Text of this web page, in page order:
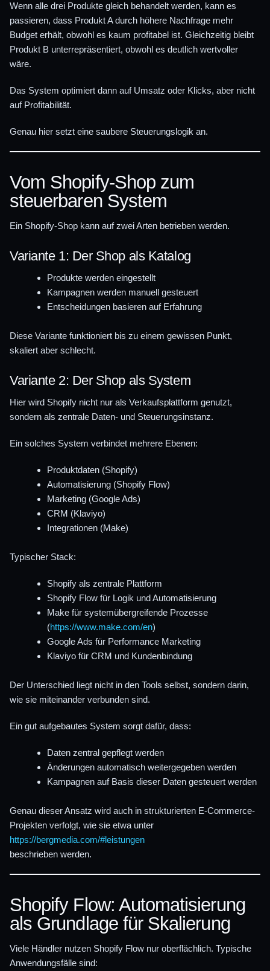
Wenn alle drei Produkte gleich behandelt werden, kann es
passieren, dass Produkt A durch höhere Nachfrage mehr
Budget erhält, obwohl es kaum profitabel ist. Gleichzeitig bleibt
Produkt B unterrepräsentiert, obwohl es deutlich wertvoller
wäre.
Das System optimiert dann auf Umsatz oder Klicks, aber nicht
auf Profitabilität.
Genau hier setzt eine saubere Steuerungslogik an.
Vom Shopify-Shop zum
steuerbaren System
Ein Shopify-Shop kann auf zwei Arten betrieben werden.
Variante 1: Der Shop als Katalog
Produkte werden eingestellt
Kampagnen werden manuell gesteuert
Entscheidungen basieren auf Erfahrung
Diese Variante funktioniert bis zu einem gewissen Punkt,
skaliert aber schlecht.
Variante 2: Der Shop als System
Hier wird Shopify nicht nur als Verkaufsplattform genutzt,
sondern als zentrale Daten- und Steuerungsinstanz.
Ein solches System verbindet mehrere Ebenen:
Produktdaten (Shopify)
Automatisierung (Shopify Flow)
Marketing (Google Ads)
CRM (Klaviyo)
Integrationen (Make)
Typischer Stack:
Shopify als zentrale Plattform
Shopify Flow für Logik und Automatisierung
Make für systemübergreifende Prozesse
(https://www.make.com/en)
Google Ads für Performance Marketing
Klaviyo für CRM und Kundenbindung
Der Unterschied liegt nicht in den Tools selbst, sondern darin,
wie sie miteinander verbunden sind.
Ein gut aufgebautes System sorgt dafür, dass:
Daten zentral gepflegt werden
Änderungen automatisch weitergegeben werden
Kampagnen auf Basis dieser Daten gesteuert werden
Genau dieser Ansatz wird auch in strukturierten E-Commerce-
Projekten verfolgt, wie sie etwa unter
https://bergmedia.com/#leistungen
beschrieben werden.
Shopify Flow: Automatisierung
als Grundlage für Skalierung
Viele Händler nutzen Shopify Flow nur oberflächlich. Typische
Anwendungsfälle sind: